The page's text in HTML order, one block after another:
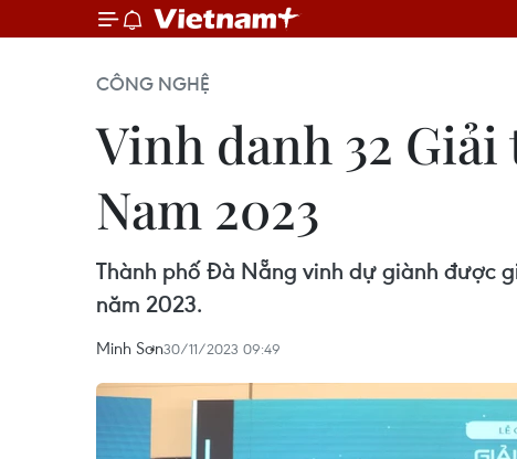
CÔNG NGHỆ
Vinh danh 32
Nam 2023
Thành phố Đà Nẵng vinh dự giành được
năm 2023.
Minh Sơn30/11/2023 09:49